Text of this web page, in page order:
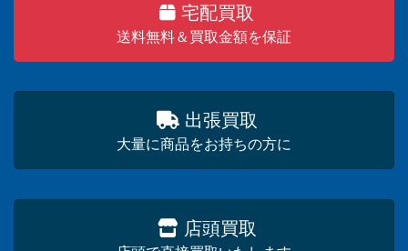
宅配買取
送料無料＆買取金額を保証
出張買取
大量に商品をお持ちの方に
店頭買取